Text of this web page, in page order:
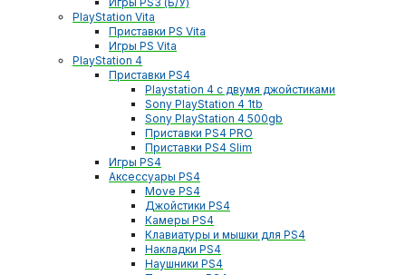
PlayStation Vita
Приставки PS Vita
Игры PS Vita
PlayStation 4
Приставки PS4
Playstation 4 с двумя джойстиками
Sony PlayStation 4 1tb
Sony PlayStation 4 500gb
Приставки PS4 PRO
Приставки PS4 Slim
Игры PS4
Аксессуары PS4
Move PS4
Джойстики PS4
Камеры PS4
Клавиатуры и мышки для PS4
Накладки PS4
Наушники PS4